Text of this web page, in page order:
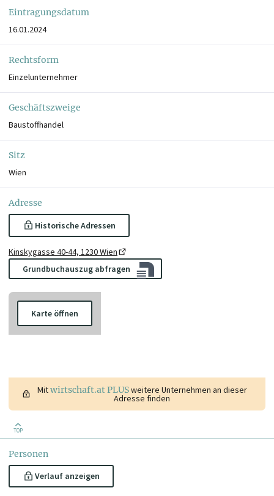
Eintragungsdatum
16.01.2024
Rechtsform
Einzelunternehmer
Geschäftszweige
Baustoffhandel
Sitz
Wien
Adresse
Historische Adressen
Kinskygasse 40-44, 1230 Wien
Grundbuchauszug abfragen
Karte öffnen
Mitwirtschaft.at PLUSweitere Unternehmen an dieser
Adresse finden
TOP
Personen
Verlauf anzeigen